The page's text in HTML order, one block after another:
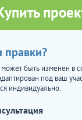
правки?
быть изменен в
под ваш
индивидуально.